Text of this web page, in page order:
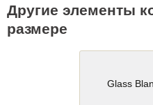
Другие элементы
размере
Glass